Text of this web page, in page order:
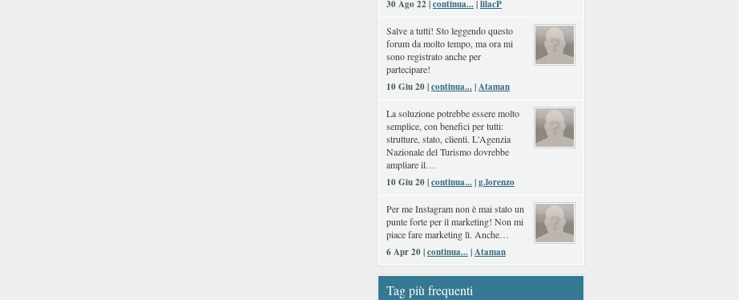
30 Ago 22 |continua...|lilacP
Salve a tutti! Sto leggendo questo
forum da molto tempo, ma ora mi
sono registrato anche per
partecipare!
10 Giu 20 |continua...|Ataman
La soluzione potrebbe essere molto
semplice, con benefici per tutti:
strutture, stato, clienti. L'Agenzia
Nazionale del Turismo dovrebbe
ampliare il…
10 Giu 20 |continua...|g.lorenzo
Per me Instagram non è mai stato un
punte forte per il marketing! Non mi
piace fare marketing lì. Anche…
6 Apr 20 |continua...|Ataman
Tag più frequenti